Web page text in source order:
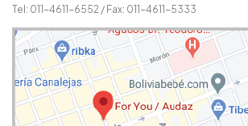
Tel: 011-4611-6552 / Fax: 011-4611-5333